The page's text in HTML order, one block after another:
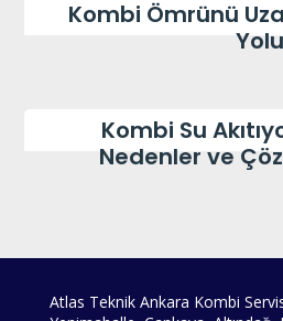
Kombi Ömrünü
Yolu
Kombi Su
Nedenler ve
Atlas Teknik Ankara Kombi